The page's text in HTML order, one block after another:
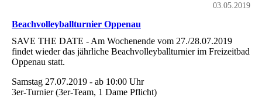
03.05.2019
Beachvolleyballturnier Oppenau
SAVE THE DATE - Am Wochenende vom 27./28.07.2019
findet wieder das jährliche Beachvolleyballturnier im Freizeitbad
Oppenau statt.
Samstag 27.07.2019 - ab 10:00 Uhr
3er-Turnier (3er-Team, 1 Dame Pflicht)